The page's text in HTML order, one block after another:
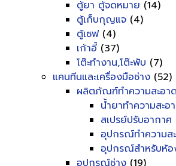
ตู้ยา ตู้จดหมาย (14)
ตู้เก็บกุญแจ (4)
ตู้เซฟ(4)
เก้าอี้ (37)
โต๊ะทำงาน,โต๊ะพับ (7)
แคนทีนและเครื่องมือช่าง (52)
ผลิตภัณฑ์ทำความสะอาด
น้ำยาทำความสะอ
สเปรย์ปรับอากาศ
อุปกรณ์ทำความส
อุปกรณ์สำหรับห้อ
อุปกรณ์ช่าง (19)